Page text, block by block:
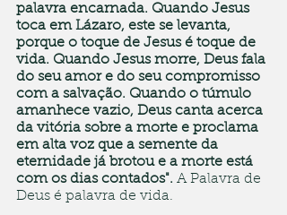
palavra encarnada. Quando Jesus
toca em Lázaro, este se levanta,
porque o toque de Jesus é toque de
vida. Quando Jesus morre, Deus fala
do seu amor e do seu compromisso
com a salvação. Quando o túmulo
amanhece vazio, Deus canta acerca
da vitória sobre a morte e proclama
em alta voz que a semente da
eternidade já brotou e a morte está
com os dias contados". A Palavra de
Deus é palavra de vida.